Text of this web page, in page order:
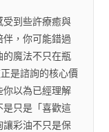
受到些許療癒與
，你可能錯過
的魔法不只在瓶
是諮詢的核心價
你以為已經理解
是只是「喜歡這
讓彩油不只是保